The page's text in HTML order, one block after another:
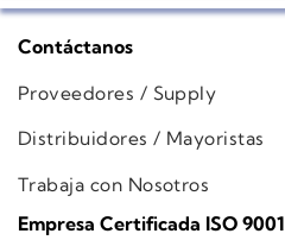
Contáctanos
Proveedores / Supply
Distribuidores / Mayoristas
Trabaja con Nosotros
Empresa Certificada ISO 9001